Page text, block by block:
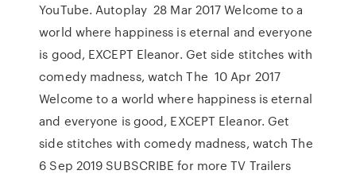
YouTube. Autoplay 28 Mar 2017 Welcome to a
world where happiness is eternal and everyone
is good, EXCEPT Eleanor. Get side stitches with
comedy madness, watch The 10 Apr 2017
Welcome to a world where happiness is eternal
and everyone is good, EXCEPT Eleanor. Get
side stitches with comedy madness, watch The
6 Sep 2019 SUBSCRIBE for more TV Trailers